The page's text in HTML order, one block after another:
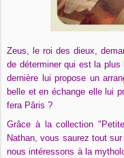
Zeus, le roi des dieux,
de déterminer qui est la plus
dernière lui propose un
belle et en échange elle lui
fera Pâris ?
Grâce à la collection
Nathan, vous saurez tout
nous intéressons à la